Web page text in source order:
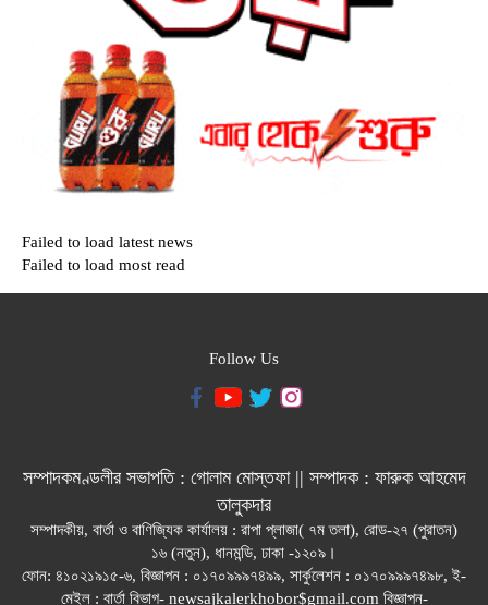
Failed to load latest news
Failed to load most read
Follow Us
সম্পাদকমণ্ডলীর সভাপতি : গোলাম মোস্তফা || সম্পাদক : ফারুক আহমেদ
তালুকদার
সম্পাদকীয়, বার্তা ও বাণিজ্যিক কার্যালয় : রাপা প্লাজা( ৭ম তলা), রোড-২৭ (পুরাতন)
১৬ (নতুন), ধানমন্ডি, ঢাকা -১২০৯।
ফোন: ৪১০২১৯১৫-৬, বিজ্ঞাপন : ০১৭০৯৯৯৭৪৯৯, সার্কুলেশন : ০১৭০৯৯৯৭৪৯৮, ই-
মেইল : বার্তা বিভাগ- newsajkalerkhobor$gmail.com বিজ্ঞাপন-